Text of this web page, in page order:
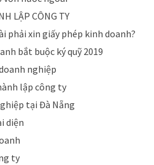
LẬP CÔNG TY
phải xin giấy phép kinh doanh?
bắt buộc ký quỹ 2019
nghiệp
lập công ty
tại Đà Nẵng
diện
ty